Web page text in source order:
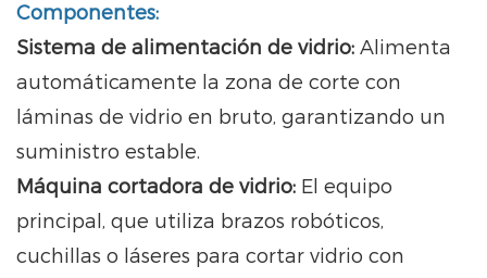
Componentes:
Sistema de alimentación de vidrio: Alimenta
automáticamente la zona de corte con
láminas de vidrio en bruto, garantizando un
suministro estable.
Máquina cortadora de vidrio: El equipo
principal, que utiliza brazos robóticos,
cuchillas o láseres para cortar vidrio con